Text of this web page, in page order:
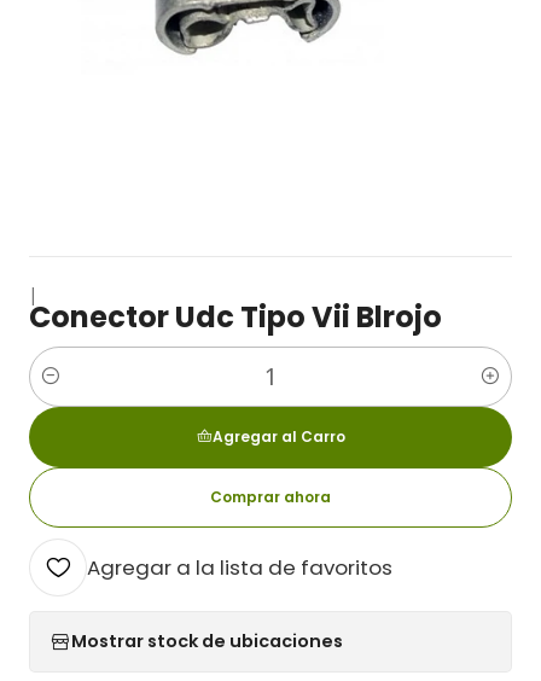
|
Conector Udc Tipo Vii Blrojo
Cantidad
Agregar al Carro
Comprar ahora
Agregar a la lista de favoritos
Mostrar stock de ubicaciones